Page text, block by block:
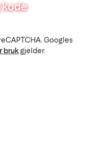
kode
Googles
brukgjelder.